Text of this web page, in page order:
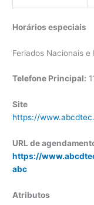
Horários especiais
Feriados Nacionais e
Telefone Principal:
Site
https://
URL de
https://
abc
Atributos